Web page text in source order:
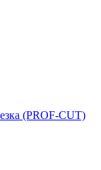
(PROF-CUT)